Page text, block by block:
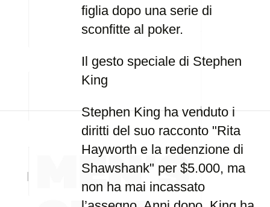
figlia dopo una serie di
sconfitte al poker.
Il gesto speciale di Stephen
King
Stephen King ha venduto i
diritti del suo racconto "Rita
Hayworth e la redenzione di
Shawshank" per $5.000, ma
non ha mai incassato